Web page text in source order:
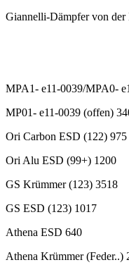
Giannelli-Dämpfer von
MPA1- e11-0039/MPA0-
MP01- e11-0039 (offen)
Ori Carbon ESD (122) 975
Ori Alu ESD (99+) 1200
GS Krümmer (123) 3518
GS ESD (123) 1017
Athena ESD 640
Athena Krümmer (Feder..)